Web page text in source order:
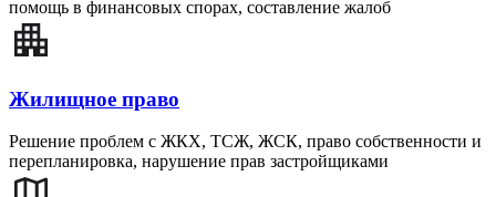
помощь в финансовых спорах, составление жалоб
Жилищное право
Решение проблем с ЖКХ, ТСЖ, ЖСК, право собственности и
перепланировка, нарушение прав застройщиками